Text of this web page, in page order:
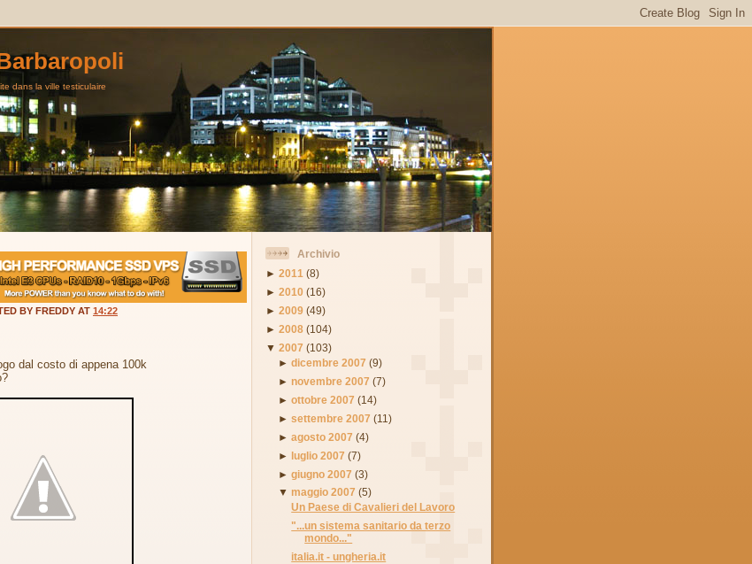
dans la ville testiculaire
BY FREDDY AT 14:22
dal costo di appena 100k
Archivio
► 2011 (8)
► 2010 (16)
► 2009 (49)
► 2008 (104)
▼ 2007 (103)
►dicembre 2007 (9)
►novembre 2007 (7)
►ottobre 2007 (14)
►settembre 2007 (11)
►agosto 2007 (4)
► luglio 2007 (7)
►giugno 2007 (3)
▼maggio 2007 (5)
Un Paese di Cavalieri del Lavoro
"...un sistema sanitario da terzo
mondo..."
italia.it - ungheria.it